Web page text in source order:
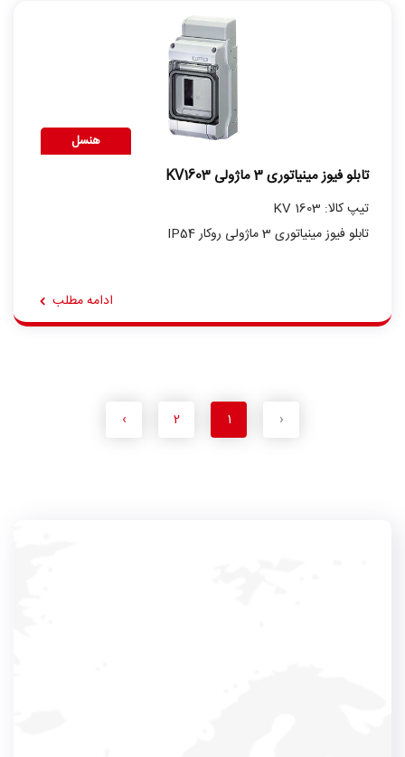
هنسل
تابلو فیوز مینیاتوری 3 ماژولی KV1603
تیپ کالا: KV 1603
تابلو فیوز مینیاتوری 3 ماژولی روکار IP54
ادامه مطلب
‹
1
2
›